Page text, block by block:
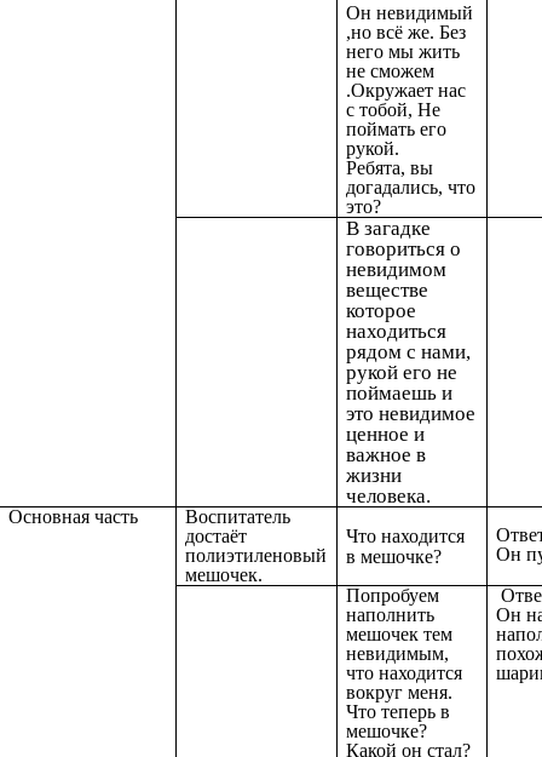
Он невидимый
,но всё же. Без
него мы жить
не сможем
.Окружает нас
с тобой, Не
поймать его
рукой.
Ребята, вы
догадались, что
это?
В загадке
говориться о
невидимом
веществе
которое
находиться
рядом с нами,
рукой его не
поймаешь и
это невидимое
ценное и
важное в
жизни
человека.
Основная часть
Воспитатель
достаёт
полиэтиленовый
мешочек.
Что находится
в мешочке?
Он
Попробуем
наполнить
мешочек тем
невидимым,
что находится
вокруг меня.
Что теперь в
мешочке?
Какой он стал?
Он